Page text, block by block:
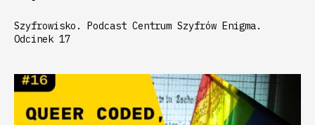
Szyfrowisko. Podcast Centrum Szyfrów Enigma.
Odcinek 17